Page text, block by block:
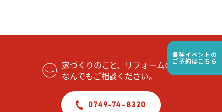
各種イベントの
ご予約はこちら
家づくりのこと、リフォームの事
なんでもご相談ください。
0749-74-8320